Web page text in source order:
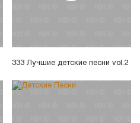
333 Лучшие детские песни vol.2